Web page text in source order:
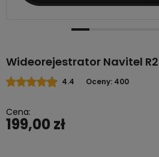
Wideorejestrator Navitel
4.4 Oceny: 400
Cena:
199,00 zł